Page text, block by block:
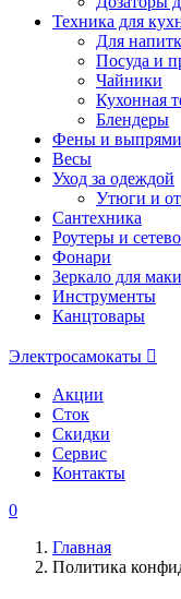
Техника для
Для
Посуда и
Чайники
Кухонная
Блендеры
Фены и
Весы
Уход за одеждой
Утюги и
Сантехника
Роутеры и
Фонари
Зеркало для
Инструменты
Канцтовары
Электросамокаты
Акции
Сток
Скидки
Сервис
Контакты
0
Главная
Политика